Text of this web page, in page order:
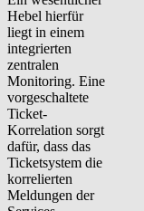
Hebel hierfür
liegt in einem
integrierten
zentralen
Monitoring. Eine
vorgeschaltete
Ticket-
Korrelation sorgt
dafür, dass das
Ticketsystem die
korrelierten
Meldungen der